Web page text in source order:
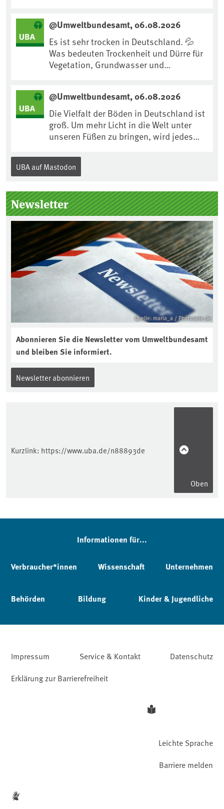
https://www.ardsounds.de/episode/urn
:ard:episode:0e7cf1c4b819c26d/
@Umweltbundesamt, 06.08.2026
Es ist sehr trocken in Deutschland. 💦
Was bedeuten Trockenheit und Dürre für
Vegetation, Grundwasser und
anpassen?🤔Antworten auf diese und
weitere Fragen auf unserer Webseite:
www.uba.de/trockenheit #Trockenheit
#Klimawandel
@Umweltbundesamt, 06.08.2026
Die Vielfalt der Böden in Deutschland ist
groß. Um mehr Licht in die Welt unter
unseren Füßen zu bringen, wird jedes
Internationalen Tag des Bodens, der
„Boden des Jahres“ vorgestellt. Das UBA
Kuratorium, wie wird der Boden des
Jahres ausgewählt und was passiert
eigentlich während eines solchen
Bodenjahres? Infos dazu gibt es im
aktuellen Podcast „Soilcast“. Jetzt
reinhören:
https://soilcast.de/interview/sc202-
interview-die-kuer-der-krume/
UBA auf Mastodon
Newsletter
Quelle: maria_a / Photocase.de
Abonnieren Sie die Newsletter vom Umweltbundesamt
und bleiben Sie informiert.
Newsletter abonnieren
Kurzlink: https://www.uba.de/n88893de
Oben
Informationen für...
Verbraucher*innen Wissenschaft Unternehmen
Behörden Bildung Kinder & Jugendliche
Impressum Service & Kontakt
Datenschutz
Erklärung zur Barrierefreiheit
Leichte Sprache
Barriere melden